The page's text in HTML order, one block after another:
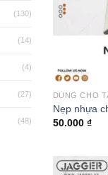
(130)
(14)
(4)
(27)
(48)
DÙNG CHO
Nẹp nhựa
50.000 ₫